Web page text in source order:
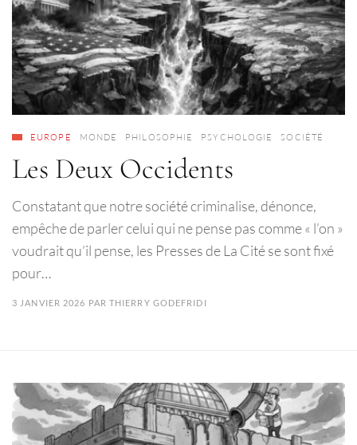
EUROPE MONDE PHILOSOPHIE PSYCHOLOGIE SOCIÉTÉ
Les Deux Occidents
Constatant que notre société criminalise, dénonce,
empêche de parler celui qui ne pense pas comme « l’on »
voudrait qu’il pense, les Presses de La Cité se sont fixé
pour…
3 JANVIER 2026 PAR THIERRY GODEFRIDI